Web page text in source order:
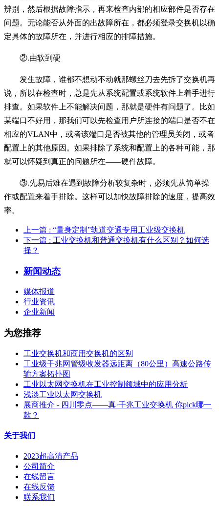
辨别，然后根据故障指示，再来检查内部的相应部件是否存在
问题。无论能否从外面的出故障所在，都必须登录交换机以确
定具体的故障所在，并进行相应的排障措施。
②.由软到硬
发生故障，谁都不想动不动就那螺丝刀去先拆了交换机再
说，所以在检查时，总是先从系统配置或系统软件上着手进行
排查。如果软件上不能解决问题，那就是硬件有问题了。比如
某端口不好用，那我们可以先检查用户所连接的端口是否不在
相应的VLAN中，或者该端口是否被其他的管理员关闭，或者
配置上的其他原因。如果排除了系统和配置上的各种可能，那
就可以怀疑到真正的问题所在——硬件故障。
③.先易后难在遇到故障分析较复杂时，必须先从简单操
作或配置来着手排除。这样可以加快故障排除的速度， 提高效
率。
上一篇 : “量身定制”轨道交通专用工业级交换机
下一篇 : 工业交换机和普通交换机有什么区别？如何选
择？
新闻动态
媒体报道
行业资讯
企业新闻
为您推荐
工业交换机和商用交换机的区别
工业级千兆网管级收发器远距离（80公里）高速公路传
输方案拓扑图
工业以太网交换机在工业控制领域中的应用分析
浅淡工业以太网交换机
展商推介 - 四川零点——真·千兆工业交换机 你pick哪一
款？
关于我们
2023超高清产品
公司简介
在线留言
在线反馈
联系我们